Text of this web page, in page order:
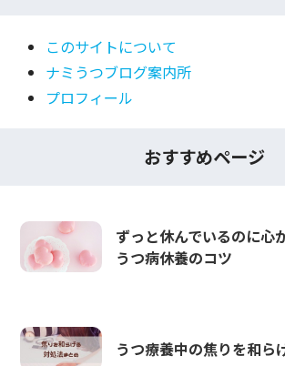
このサイトについて
ナミうつブログ案内所
プロフィール
おすすめページ
ずっと休んでいるのに
うつ病休養のコツ
うつ療養中の焦りを和ら